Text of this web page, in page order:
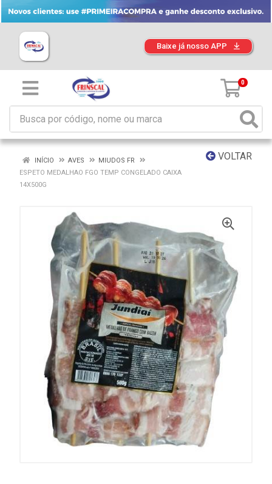
Baixe já nosso APP
0
VOLTAR
INÍCIO AVES
MIUDOS FR
ESPETO MEDALHAO FGO TEMP CONGELADO CAIXA
14X500G